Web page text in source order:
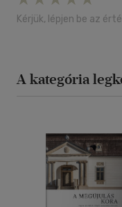
Kérjük, lépjen be az
A kategória